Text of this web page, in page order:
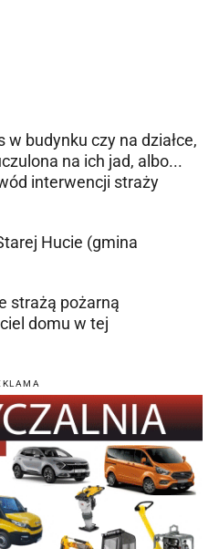
w budynku czy na działce,
na ich jad, albo...
interwencji straży
Hucie (gmina
strażą pożarną
domu w tej